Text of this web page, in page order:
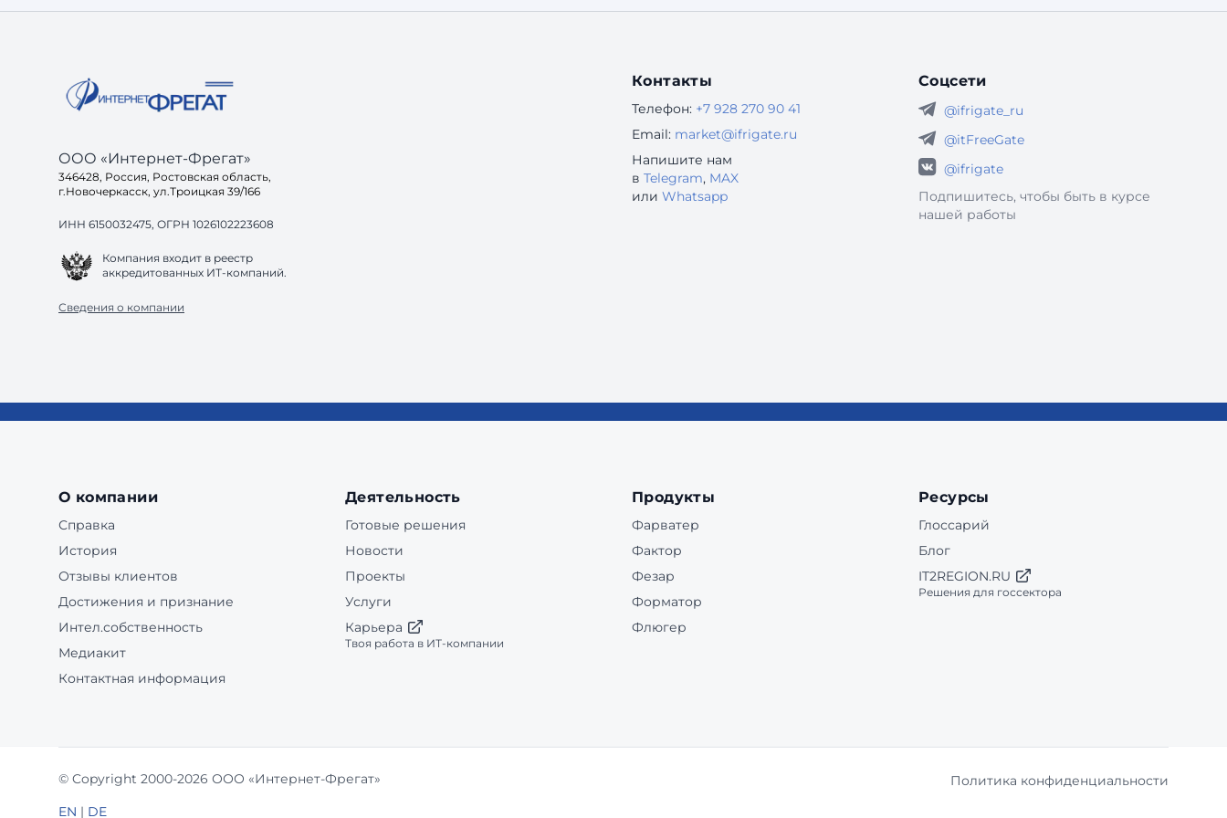
готов ли ваш са
доходят до конца». «Поддержка завалена
Но на практике требования распространяются
ООО «Интернет-Фрегат»
346428, Россия, Ростовская область,
г.Новочеркасск, ул.Троицкая 39/166
ИНН 6150032475, ОГРН 1026102223608
Компания входит в реестр
аккредитованных ИТ-компаний.
Сведения о компании
Контакты
Телефон: +7 928 270 90 41
Email: market@ifrigate.ru
Напишите нам
в Telegram, MAX
или Whatsapp
Соцсети
@ifrigate_ru
@itFreeGate
@ifrigate
Подпишитесь, чтобы быть в курсе
нашей работы
О компании
Справка
История
Отзывы клиентов
Достижения и признание
Интел.собственность
Медиакит
Контактная информация
Деятельность
Готовые решения
Новости
Проекты
Услуги
Карьера
Твоя работа в ИТ-компании
Продукты
Фарватер
Фактор
Фезар
Форматор
Флюгер
Ресурсы
Глоссарий
Блог
IT2REGION.RU
Решения для госсектора
© Copyright 2000-2026 ООО «Интернет-Фрегат»
EN | DE
Политика конфиденциальности